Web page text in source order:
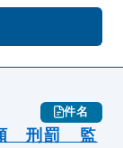
件名
類 刑罰 監